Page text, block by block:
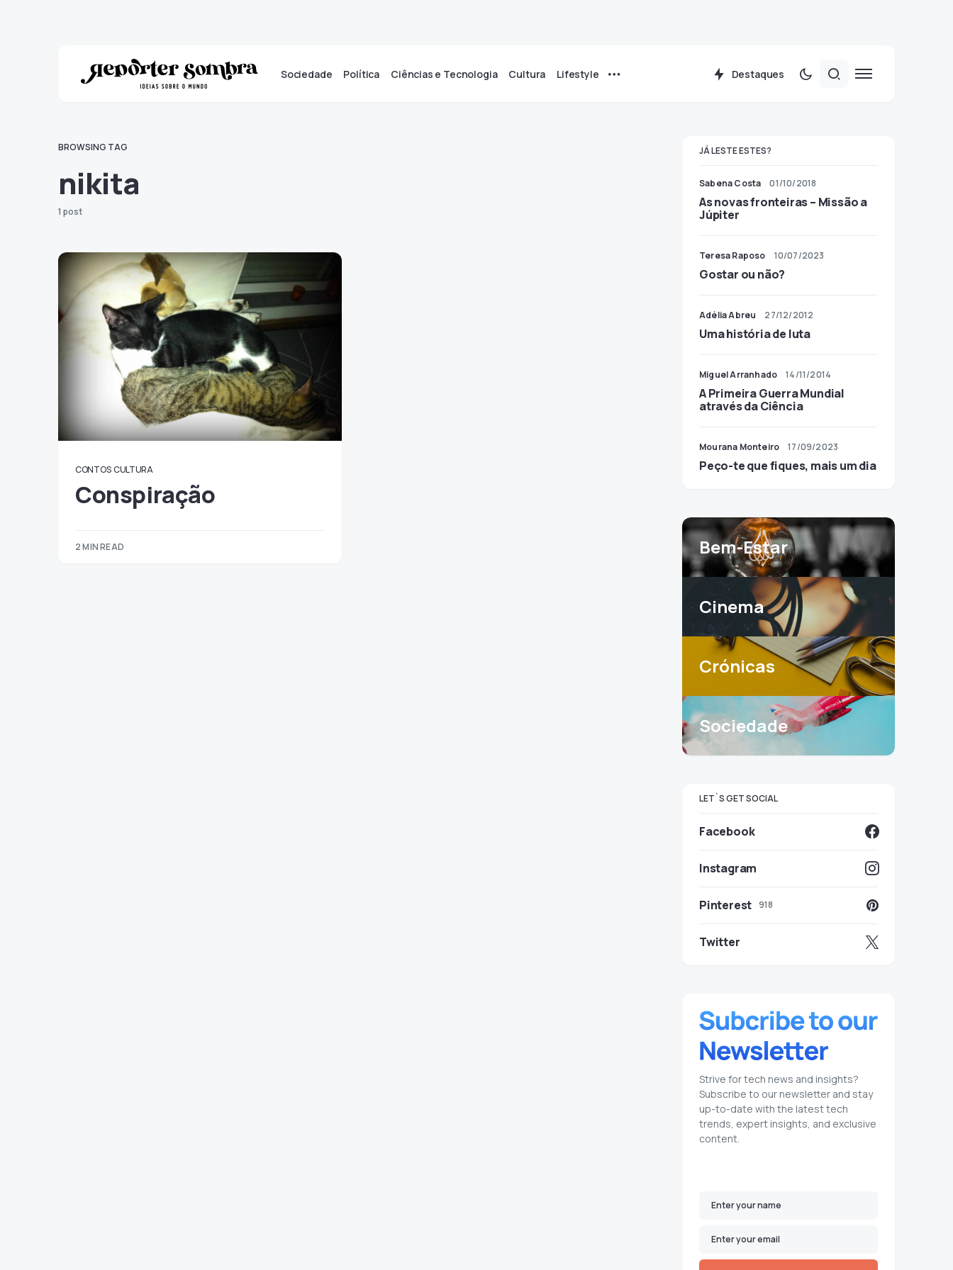
Sociedade Política Ciências e Tecnologia Cultura Lifestyle Destaques
BROWSING TAG
nikita
1 post
CONTOS CULTURA
Conspiração
2 MIN READ
JÁ LESTE ESTES?
Sabena Costa 01/10/2018
As novas fronteiras – Missão a
Júpiter
Teresa Raposo 10/07/2023
Gostar ou não?
Adélia Abreu 27/12/2012
Uma história de luta
Miguel Arranhado 14/11/2014
A Primeira Guerra Mundial
através da Ciência
Mourana Monteiro 17/09/2023
Peço-te que fiques, mais um dia
Bem-Estar
Cinema
Crónicas
Sociedade
LET`S GET SOCIAL
Facebook
Instagram
Pinterest 918
Twitter
Strive for tech news and insights?
Subscribe to our newsletter and stay
up-to-date with the latest tech
trends, expert insights, and exclusive
content.